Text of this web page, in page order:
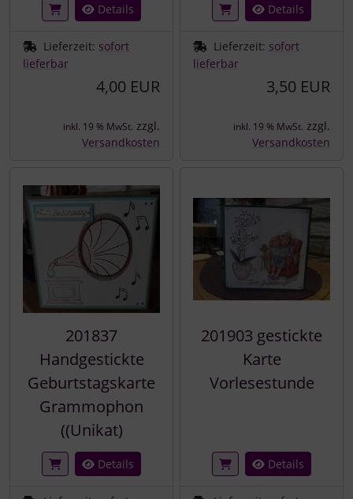
Details
Lieferzeit: sofort
lieferbar
4,00 EUR
inkl. 19 % MwSt. zzgl.
Versandkosten
Details
Lieferzeit: sofort
lieferbar
3,50 EUR
inkl. 19 % MwSt. zzgl.
Versandkosten
201837
Handgestickte
Geburtstagskarte
Grammophon
((Unikat)
Details
201903 gestickte
Karte
Vorlesestunde
Details